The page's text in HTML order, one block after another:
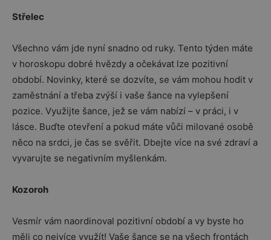
Střelec
Všechno vám jde nyní snadno od ruky. Tento týden máte
v horoskopu dobré hvězdy a očekávat lze pozitivní
období. Novinky, které se dozvíte, se vám mohou hodit v
zaměstnání a třeba zvýší i vaše šance na vylepšení
pozice. Využijte šance, jež se vám nabízí – v práci, i v
lásce. Buďte otevření a pokud máte vůči milované osobě
něco na srdci, je čas se svěřit. Dbejte více na své zdraví a
vyvarujte se negativním myšlenkám.
Kozoroh
Vesmír vám naordinoval pozitivní období a vy byste ho
měli co nejvíce využít! Vaše šance se na všech frontách